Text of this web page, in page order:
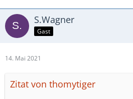
S.Wagner
Gast
14. Mai 2021
Zitat von thomytiger